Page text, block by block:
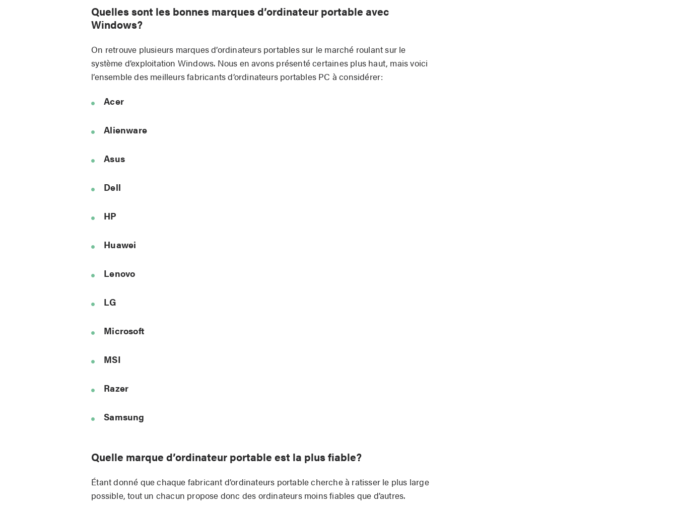
Quelles sont les bonnes marques d’ordinateur portable avec
Windows?
On retrouve plusieurs marques d’ordinateurs portables sur le marché roulant sur le
système d’exploitation Windows. Nous en avons présenté certaines plus haut, mais voici
l’ensemble des meilleurs fabricants d’ordinateurs portables PC à considérer:
Acer
Alienware
Asus
Dell
HP
Huawei
Lenovo
LG
Microsoft
MSI
Razer
Samsung
Quelle marque d’ordinateur portable est la plus fiable?
Étant donné que chaque fabricant d’ordinateurs portable cherche à ratisser le plus large
possible, tout un chacun propose donc des ordinateurs moins fiables que d’autres.